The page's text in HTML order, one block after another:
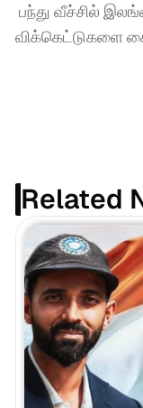
பந்து வீச்சில்
விக்கெட்டுகளை
Related